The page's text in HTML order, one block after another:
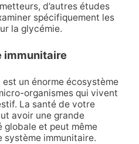
d’autres études
spécifiquement les
la glycémie.
immunitaire
un énorme écosystème
organismes qui vivent
La santé de votre
avoir une grande
globale et peut même
système immunitaire.